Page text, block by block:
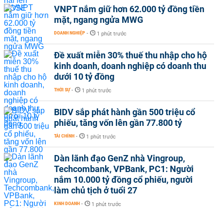
VNPT nắm giữ hơn 62.000 tỷ đồng tiền
mặt, ngang ngửa MWG
DOANH NGHIỆP - 1 phút trước
Đề xuất miễn 30% thuế thu nhập cho hộ
kinh doanh, doanh nghiệp có doanh thu
dưới 10 tỷ đồng
THỜI SỰ - 1 phút trước
BIDV sắp phát hành gần 500 triệu cổ
phiếu, tăng vốn lên gần 77.800 tỷ
TÀI CHÍNH - 1 phút trước
Dàn lãnh đạo GenZ nhà Vingroup,
Techcombank, VPBank, PC1: Người
nắm 10.000 tỷ đồng cổ phiếu, người
làm chủ tịch ở tuổi 27
KINH DOANH - 1 phút trước